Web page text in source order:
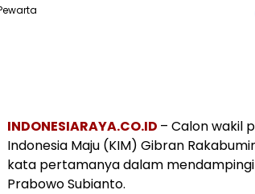
INDONESIARAYA.CO.ID – Calon wakil
Indonesia Maju (KIM) Gibran
kata pertamanya dalam
Prabowo Subianto.